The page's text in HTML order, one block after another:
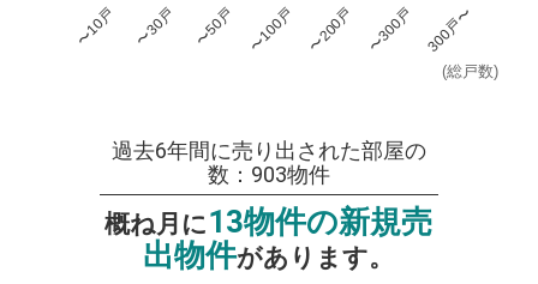
(総戸数)
〜10戸 〜30戸 〜50戸 〜100戸 〜200戸 〜300戸 300戸〜
過去6年間に売り出された部屋の
数：903物件
概ね月に13物件の新規売
出物件があります。